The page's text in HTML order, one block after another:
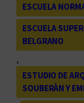
ESCUELA
ESCUELA
BELGRANO
,
ESTUDIO DE
SOUBERÀN Y